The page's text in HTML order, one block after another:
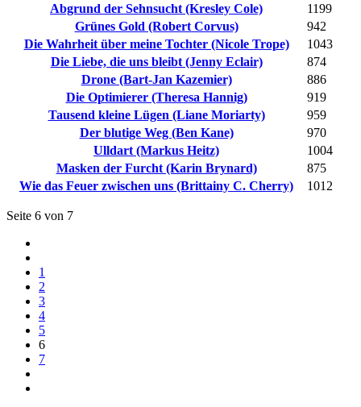
Abgrund der Sehnsucht (Kresley Cole)
1199
Grünes Gold (Robert Corvus)
942
Die Wahrheit über meine Tochter (Nicole Trope)
1043
Die Liebe, die uns bleibt (Jenny Eclair)
874
Drone (Bart-Jan Kazemier)
886
Die Optimierer (Theresa Hannig)
919
Tausend kleine Lügen (Liane Moriarty)
959
Der blutige Weg (Ben Kane)
970
Ulldart (Markus Heitz)
1004
Masken der Furcht (Karin Brynard)
875
Wie das Feuer zwischen uns (Brittainy C. Cherry)
1012
Seite 6 von 7
1
2
3
4
5
6
7